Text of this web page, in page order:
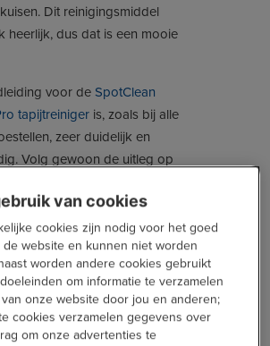
Dit reinigingsmiddel
heerlijk, dus dat is een mooie
voor de SpotClean
tapijtreiniger is, zoals bij alle
zeer duidelijk en
Volg gewoon de uitleg op
te kunnen gebruiken moet
simpelweg vullen
deel wat en een tweede deel
De hoeveelheden
op de zijkant van de bak
Wanneer de waterbak
zet je hem terug in het toestel
van cookies
cookies zijn nodig voor het goed
website en kunnen niet worden
worden andere cookies gebruikt
om informatie te verzamelen
onze website door jou en anderen;
cookies verzamelen gegevens over
om onze advertenties te